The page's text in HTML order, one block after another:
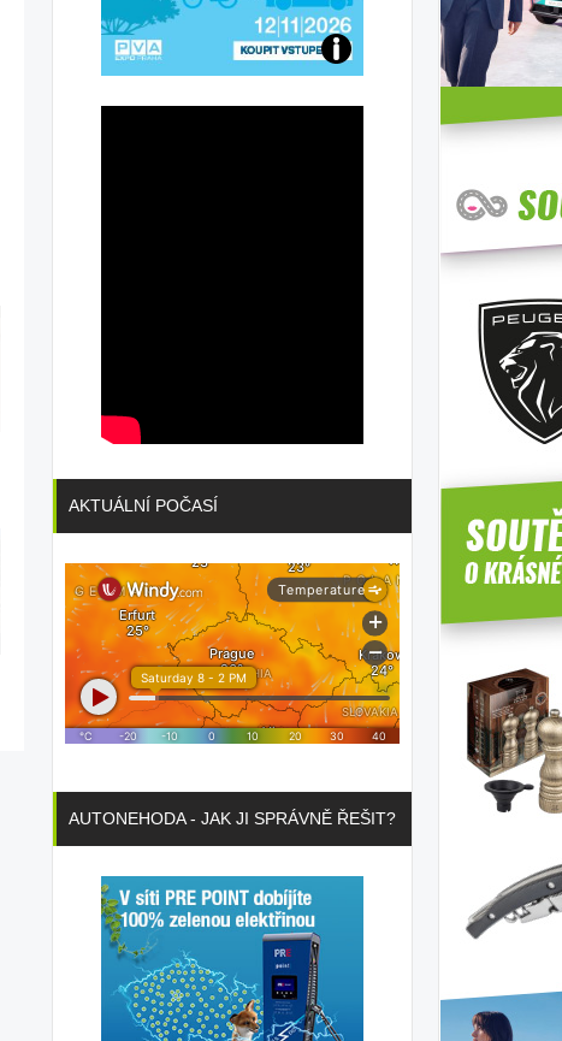
Přijďte
AKTUÁLNÍ POČASÍ
AUTONEHODA - JAK JI SPRÁVNĚ ŘEŠIT?